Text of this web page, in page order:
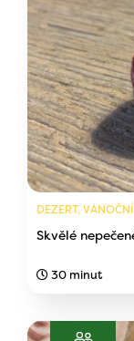
DEZERT,
Skvělé
30 minut